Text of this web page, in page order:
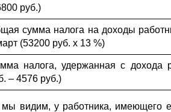
руб.)
сумма налога на доходы
(53200 руб. х 13 %)
налога, удержанная с дохода
– 4576 руб.)
мы видим, у работника, имеющего